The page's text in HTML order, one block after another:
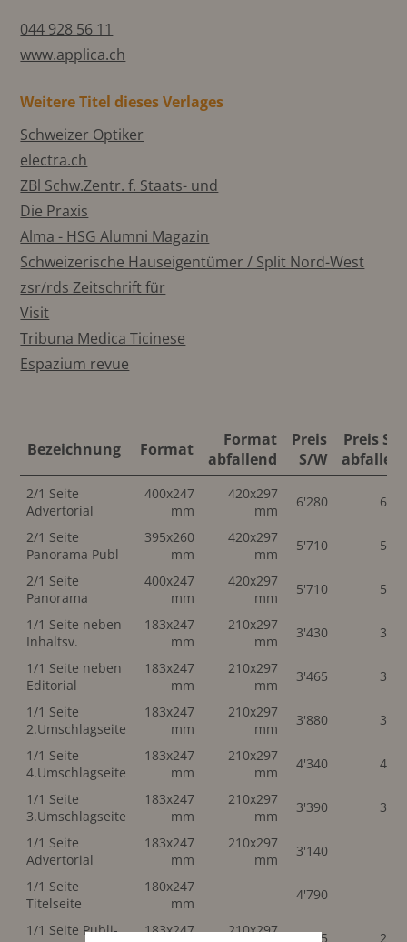
044 928 56 11
www.applica.ch
Weitere Titel dieses Verlages
Schweizer Optiker
electra.ch
ZBl Schw.Zentr. f. Staats- und
Die Praxis
Alma - HSG Alumni Magazin
Schweizerische Hauseigentümer / Split Nord-West
zsr/rds Zeitschrift für
Visit
Tribuna Medica Ticinese
Espazium revue
Bezeichnung Format
Format
abfallend
Preis
S/W
Preis S/
2/1 Seite
Advertorial
400x247
mm
420x297
mm
6'280
2/1 Seite
Panorama Publ
395x260
mm
420x297
mm
5'710
2/1 Seite
Panorama
400x247
mm
420x297
mm
5'710
1/1 Seite neben
Inhaltsv.
183x247
mm
210x297
mm
3'430
1/1 Seite neben
Editorial
183x247
mm
210x297
mm
3'465
1/1 Seite
2.Umschlagseite
183x247
mm
210x297
mm
3'880
1/1 Seite
4.Umschlagseite
183x247
mm
210x297
mm
4'340
1/1 Seite
3.Umschlagseite
183x247
mm
210x297
mm
3'390
1/1 Seite
Advertorial
183x247
mm
210x297
mm
3'140
1/1 Seite
Titelseite
180x247
mm
4'790
1/1 Seite Publi-
183x247
210x297
2'855